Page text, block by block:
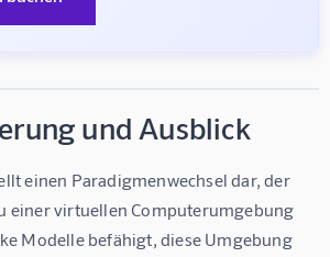
und Ausblick
einen Paradigmenwechsel dar, der
einer virtuellen Computerumgebung
Modelle befähigt, diese Umgebung